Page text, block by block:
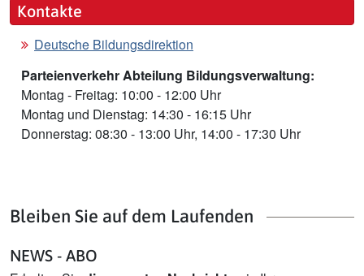
Kontakte
Deutsche Bildungsdirektion
Parteienverkehr Abteilung Bildungsverwaltung:
Montag - Freitag: 10:00 - 12:00 Uhr
Montag und Dienstag: 14:30 - 16:15 Uhr
Donnerstag: 08:30 - 13:00 Uhr, 14:00 - 17:30 Uhr
Bleiben Sie auf dem Laufenden
NEWS - ABO